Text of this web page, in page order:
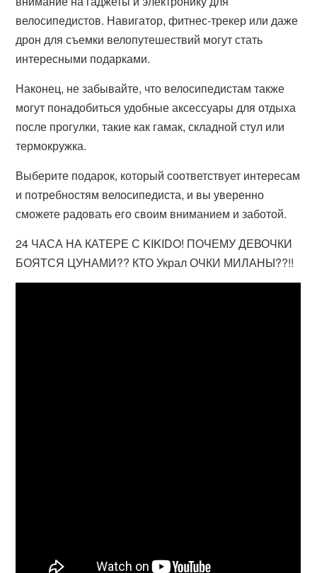
велосипедистов. Навигатор, фитнес-трекер или даже
дрон для съемки велопутешествий могут стать
интересными подарками.
Наконец, не забывайте, что велосипедистам также
могут понадобиться удобные аксессуары для отдыха
после прогулки, такие как гамак, складной стул или
термокружка.
Выберите подарок, который соответствует интересам
и потребностям велосипедиста, и вы уверенно
сможете радовать его своим вниманием и заботой.
24 ЧАСА НА КАТЕРЕ С KIKIDO! ПОЧЕМУ ДЕВОЧКИ
БОЯТСЯ ЦУНАМИ?? КТО Украл ОЧКИ МИЛАНЫ??!!